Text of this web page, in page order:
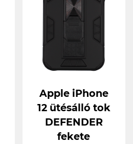
Apple iPhone
12 ütésálló tok
DEFENDER
fekete